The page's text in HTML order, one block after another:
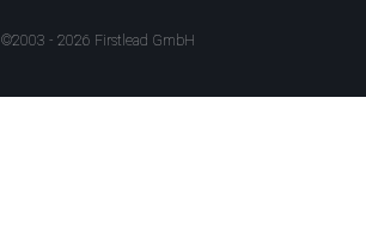
©2003 - 2026 Firstlead GmbH